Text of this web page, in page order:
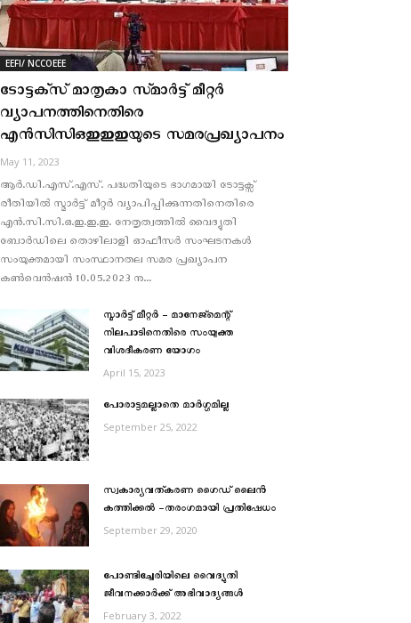
EEFI/ NCCOEEE
ടോട്ടക്‌സ്‌ മാതൃകാ സ്‌മാർട്ട്‌ മീറ്റർ
വ്യാപനത്തിനെതിരെ
എൻസിസിഒഇഇഇയുടെ സമരപ്രഖ്യാപനം
May 11, 2023
ആര്‍.ഡി.എസ്.എസ്. പദ്ധതിയുടെ ഭാഗമായി ടോട്ടക്സ്
രീതിയില്‍ സ്മാര്‍ട്ട് മീറ്റര്‍ വ്യാപിപ്പിക്കുന്നതിനെതിരെ
എന്‍.സി.സി.ഒ.ഇ.ഇ.ഇ. നേതൃത്വത്തില്‍ വൈദ്യുതി
ബോര്‍ഡിലെ തൊഴിലാളി ഓഫീസര്‍ സംഘടനകള്‍
സംയുക്തമായി സംസ്ഥാനതല സമര പ്രഖ്യാപന
കണ്‍വെന്‍ഷന്‍ 10.05.2023 നു...
സ്മാർട്ട് മീറ്റർ – മാനേജ്മെന്റ്
നിലപാടിനെതിരെ സംയുക്ത
വിശദീകരണ യോഗം
April 15, 2023
പോരാട്ടമല്ലാതെ മാര്‍ഗ്ഗമില്ല
September 25, 2022
സ്വകാര്യവത്കരണ ഗൈഡ് ലൈൻ
കത്തിക്കൽ -തരംഗമായി പ്രതിഷേധം
September 29, 2020
പോണ്ടിച്ചേരിയിലെ വൈദ്യുതി
ജീവനക്കാര്‍ക്ക് അഭിവാദ്യങ്ങള്‍
February 3, 2022